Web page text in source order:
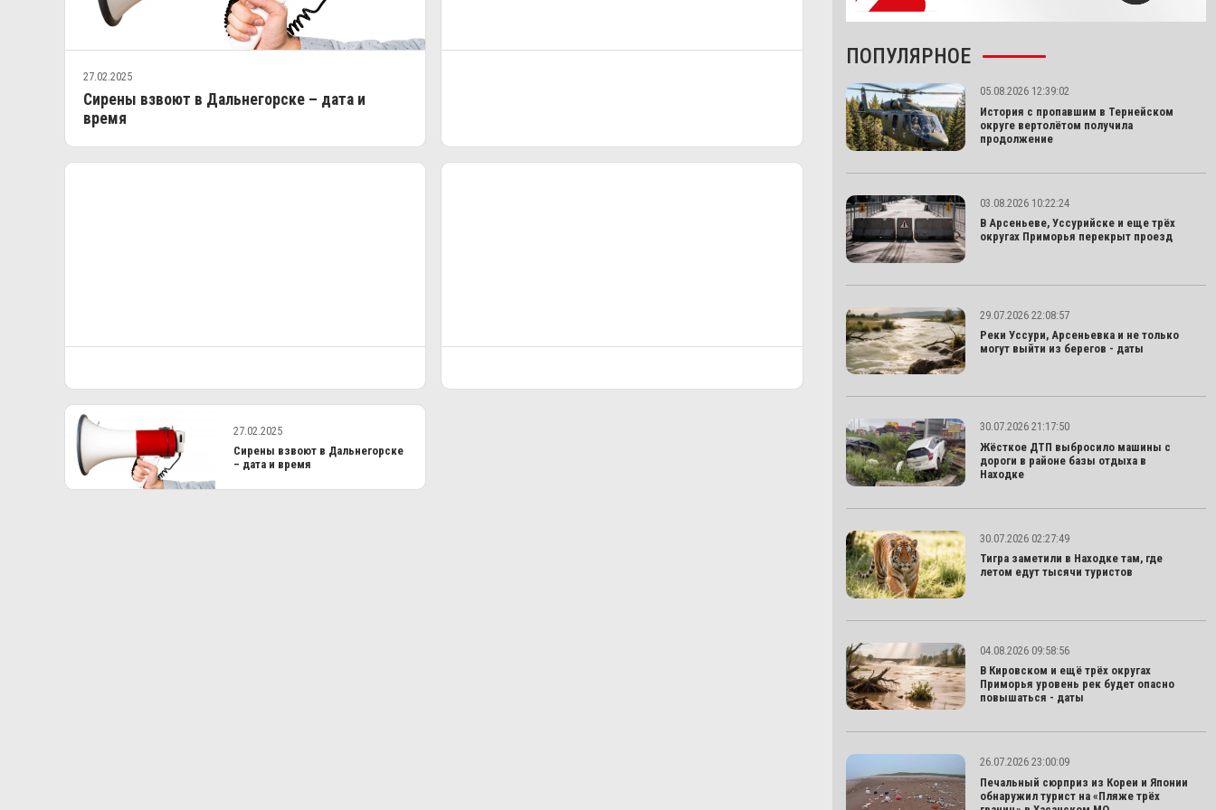
27.02.2025
Сирены взвоют в Дальнегорске – дата и
время
27.02.2025
Сирены взвоют в Дальнегорске
– дата и время
ПОПУЛЯРНОЕ
05.08.2026 12:39:02
История с пропавшим в Тернейском
округе вертолётом получила
продолжение
03.08.2026 10:22:24
В Арсеньеве, Уссурийске и еще трёх
округах Приморья перекрыт проезд
29.07.2026 22:08:57
Реки Уссури, Арсеньевка и не только
могут выйти из берегов - даты
30.07.2026 21:17:50
Жёсткое ДТП выбросило машины с
дороги в районе базы отдыха в
Находке
30.07.2026 02:27:49
Тигра заметили в Находке там, где
летом едут тысячи туристов
04.08.2026 09:58:56
В Кировском и ещё трёх округах
Приморья уровень рек будет опасно
повышаться - даты
26.07.2026 23:00:09
Печальный сюрприз из Кореи и Японии
обнаружил турист на «Пляже трёх